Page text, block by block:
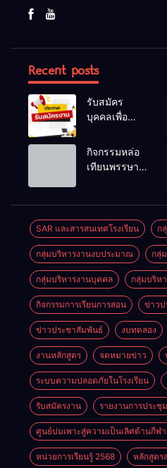
Recent posts
รับสมัคร
บุคคลเพื่อ
เลือกสรรเป็น
พนักงาน
กิจกรรมหล่อ
เทียนพรรษา
SAR และสารสนเทศโรงเรียน ก
กลุ่มบริหารงานงบประมาณ กลุ่
กลุ่มบริหารงานบุคคล กลุ่มบริห
กิจกรรมการเรียนการสอน ข่าวป
ข่าวประชาสัมพันธ์ งบทดลอง
งานหลักสูตร จดหมายข่าว
ระบบความปลอดภัยในโรงเรียน
รับสมัครงาน รายงานการประชุม
ศูนย์บ่มเพาะสู่ความเป็นเลิศด้านกีฬ
หน่วยการเรียนรู้ 2568 หลักสูตร